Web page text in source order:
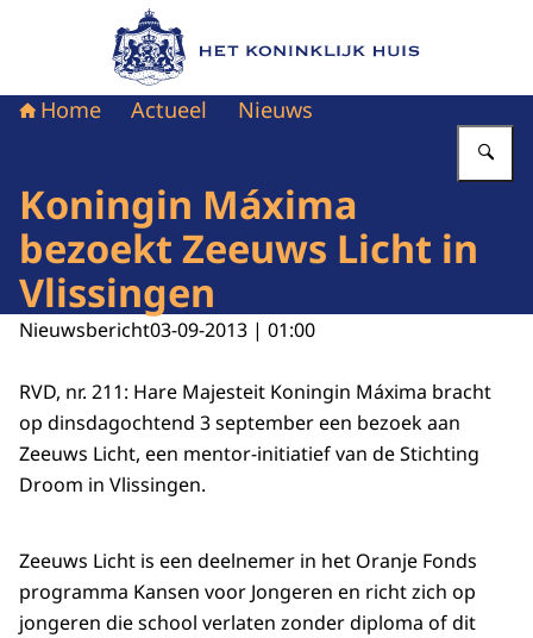
Naar de homepage van Het Koninklijk Huis
Home Actueel Nieuws
Koningin Máxima
bezoekt Zeeuws Licht in
Vlissingen
Nieuwsbericht03-09-2013 | 01:00
RVD, nr. 211: Hare Majesteit Koningin Máxima bracht
op dinsdagochtend 3 september een bezoek aan
Zeeuws Licht, een mentor-initiatief van de Stichting
Droom in Vlissingen.
Zeeuws Licht is een deelnemer in het Oranje Fonds
programma Kansen voor Jongeren en richt zich op
jongeren die school verlaten zonder diploma of dit